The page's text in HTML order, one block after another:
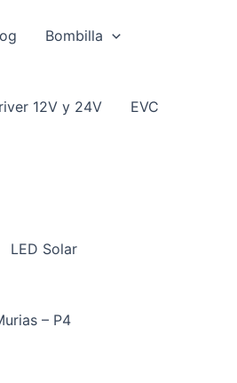
Bombilla
12V y 24V EVC
LED Solar
– P4